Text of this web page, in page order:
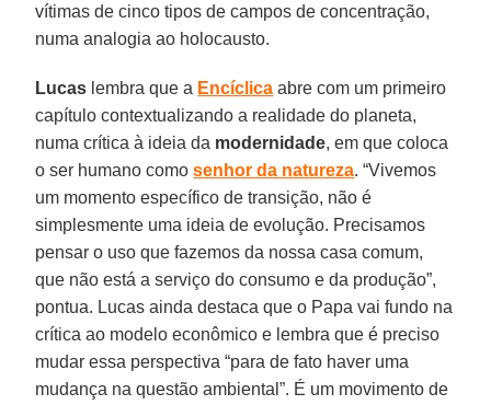
vítimas de cinco tipos de campos de concentração,
numa analogia ao holocausto.
Lucas lembra que a Encíclica abre com um primeiro
capítulo contextualizando a realidade do planeta,
numa crítica à ideia da modernidade, em que coloca
o ser humano comosenhor da natureza. “Vivemos
um momento específico de transição, não é
simplesmente uma ideia de evolução. Precisamos
pensar o uso que fazemos da nossa casa comum,
que não está a serviço do consumo e da produção”,
pontua. Lucas ainda destaca que o Papa vai fundo na
crítica ao modelo econômico e lembra que é preciso
mudar essa perspectiva “para de fato haver uma
mudança na questão ambiental”. É um movimento de